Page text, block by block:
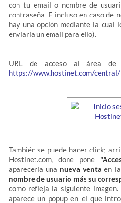
con tu email o nombre de
contraseña. E incluso en caso de
hay una opción mediante la cual
enviaría un email para ello).
URL de acceso al área
https://www.hostinet.com/central/
También se puede hacer click;
Hostinet.com, done pone
aparecería una nueva venta en
nombre de usuario más su
como refleja la siguiente imagen.
aparece un popup en el que